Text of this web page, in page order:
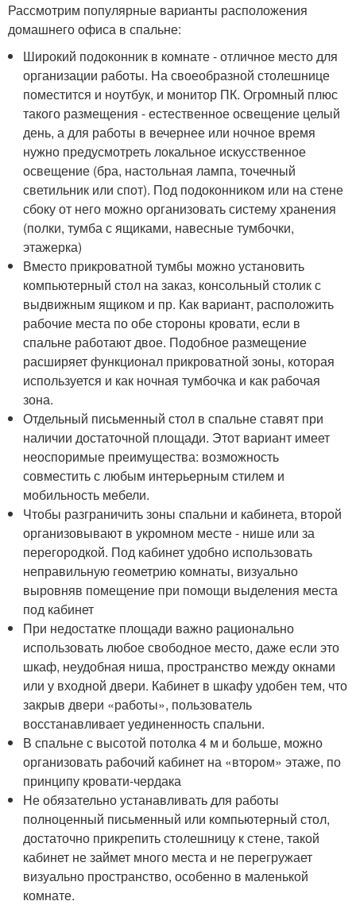
Рассмотрим популярные варианты расположения
домашнего офиса в спальне:
Широкий подоконник в комнате - отличное место для
организации работы. На своеобразной столешнице
поместится и ноутбук, и монитор ПК. Огромный плюс
такого размещения - естественное освещение целый
день, а для работы в вечернее или ночное время
нужно предусмотреть локальное искусственное
освещение (бра, настольная лампа, точечный
светильник или спот). Под подоконником или на стене
сбоку от него можно организовать систему хранения
(полки, тумба с ящиками, навесные тумбочки,
этажерка)
Вместо прикроватной тумбы можно установить
компьютерный стол на заказ, консольный столик с
выдвижным ящиком и пр. Как вариант, расположить
рабочие места по обе стороны кровати, если в
спальне работают двое. Подобное размещение
расширяет функционал прикроватной зоны, которая
используется и как ночная тумбочка и как рабочая
зона.
Отдельный письменный стол в спальне ставят при
наличии достаточной площади. Этот вариант имеет
неоспоримые преимущества: возможность
совместить с любым интерьерным стилем и
мобильность мебели.
Чтобы разграничить зоны спальни и кабинета, второй
организовывают в укромном месте - нише или за
перегородкой. Под кабинет удобно использовать
неправильную геометрию комнаты, визуально
выровняв помещение при помощи выделения места
под кабинет
При недостатке площади важно рационально
использовать любое свободное место, даже если это
шкаф, неудобная ниша, пространство между окнами
или у входной двери. Кабинет в шкафу удобен тем, что
закрыв двери «работы», пользователь
восстанавливает уединенность спальни.
В спальне с высотой потолка 4 м и больше, можно
организовать рабочий кабинет на «втором» этаже, по
принципу кровати-чердака
Не обязательно устанавливать для работы
полноценный письменный или компьютерный стол,
достаточно прикрепить столешницу к стене, такой
кабинет не займет много места и не перегружает
визуально пространство, особенно в маленькой
комнате.